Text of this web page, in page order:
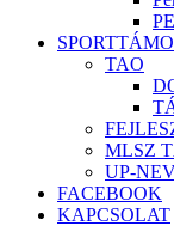
TAO
MLSZ
UP-
FACEBOOK
KAPCSOLAT